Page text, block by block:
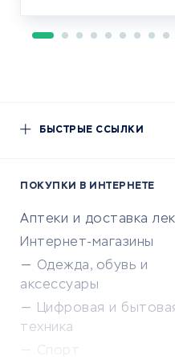
БЫСТРЫЕ ССЫЛКИ
ПОКУПКИ В ИНТЕРНЕТЕ
Аптеки и доставка
Интернет-магазины
Одежда, обувь и
аксессуары
Цифровая и
техника
Спорт